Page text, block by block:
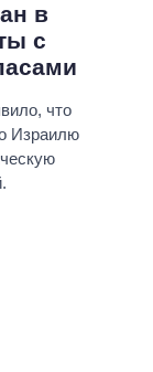
в
с
что
Израилю